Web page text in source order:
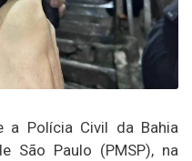
a Polícia Civil da Bahia
São Paulo (PMSP), na